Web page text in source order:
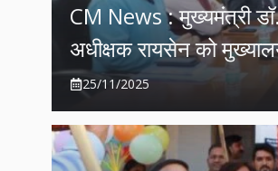
CM News : मुख्यमंत्री
अधीक्षक रायसेन को
25/11/2025